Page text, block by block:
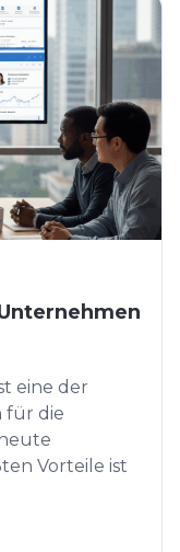
eine der
für die
Vorteile ist